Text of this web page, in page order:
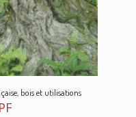
bois et utilisations